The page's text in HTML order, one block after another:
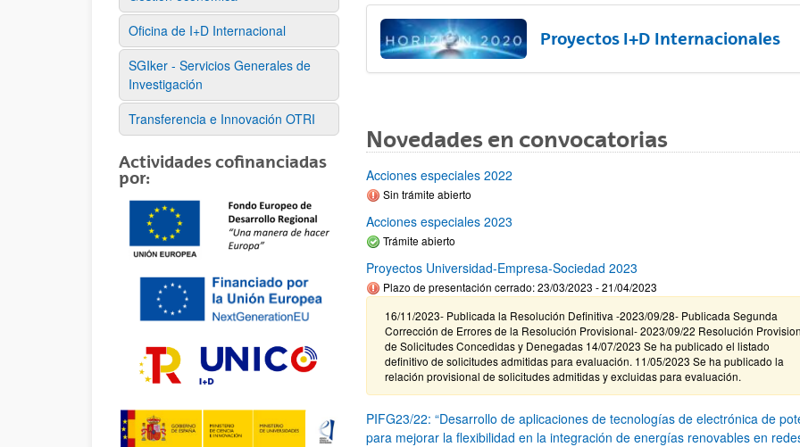
Oficina de I+D Internacional
SGIker - Servicios Generales de
Investigación
Transferencia e Innovación OTRI
Actividades cofinanciadas
por:
Proyectos I+D Internacionales
Novedades en convocatorias
Acciones especiales 2022
Sin trámite abierto
Acciones especiales 2023
Trámite abierto
Proyectos Universidad-Empresa-Sociedad 2023
Plazo de presentación cerrado: 23/03/2023 - 21/04/2023
16/11/2023- Publicada la Resolución Definitiva -2023/09/28- Publicada Segunda
Corrección de Errores de la Resolución Provisional- 2023/09/22 Resolución
de Solicitudes Concedidas y Denegadas 14/07/2023 Se ha publicado el listado
definitivo de solicitudes admitidas para evaluación. 11/05/2023 Se ha publicado la
relación provisional de solicitudes admitidas y excluidas para evaluación.
PIFG23/22: “Desarrollo de aplicaciones de tecnologías de electrónica de
para mejorar la flexibilidad en la integración de energías renovables en